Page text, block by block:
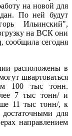
на новой для
По ней будут
Ильинский",
на ВСК они
сообщила сегодня
расположены в
швартоваться
100 тыс тонн.
7 тыс тонн/ и
11 тыс тонн/, к
для
направлением